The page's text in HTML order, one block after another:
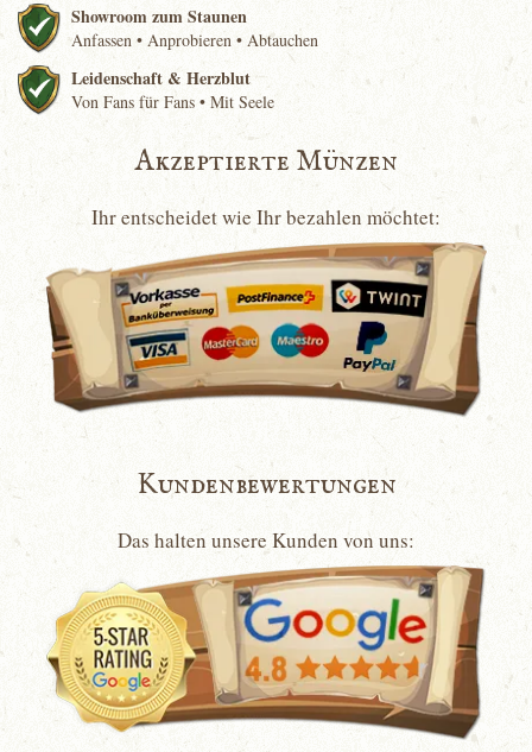
Showroom zum Staunen
Anfassen • Anprobieren • Abtauchen
Leidenschaft & Herzblut
Von Fans für Fans • Mit Seele
Akzeptierte Münzen
Ihr entscheidet wie Ihr bezahlen möchtet:
Kundenbewertungen
Das halten unsere Kunden von uns: